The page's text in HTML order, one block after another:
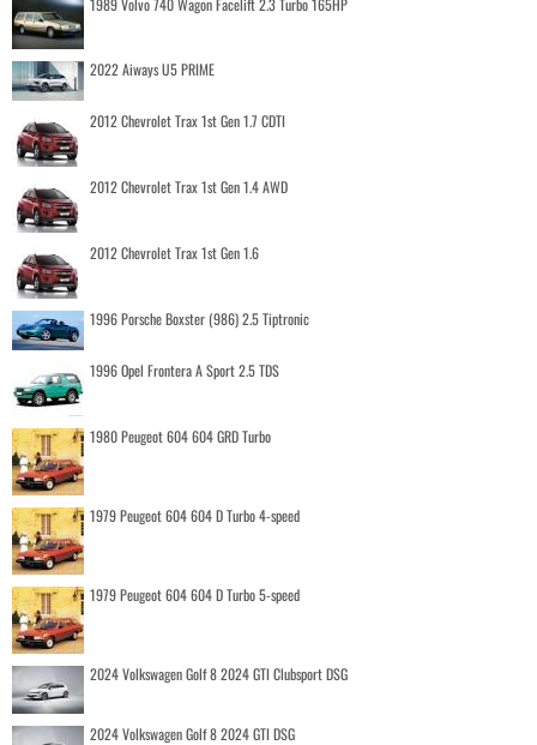
2022 Aiways U5 PRIME
2012 Chevrolet Trax 1st Gen 1.7 CDTI
2012 Chevrolet Trax 1st Gen 1.4 AWD
2012 Chevrolet Trax 1st Gen 1.6
1996 Porsche Boxster (986) 2.5 Tiptronic
1996 Opel Frontera A Sport 2.5 TDS
1980 Peugeot 604 604 GRD Turbo
1979 Peugeot 604 604 D Turbo 4-speed
1979 Peugeot 604 604 D Turbo 5-speed
2024 Volkswagen Golf 8 2024 GTI Clubsport DSG
2024 Volkswagen Golf 8 2024 GTI DSG